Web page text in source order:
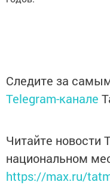
Следите за
Telegram-канале
Читайте новости
национальном
https://max.ru/